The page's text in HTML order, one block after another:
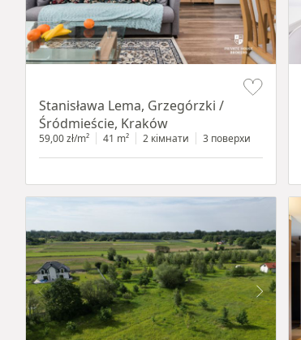
Stanisława Lema, Grzegórzki /
Śródmieście, Kraków
59,00 zł/m² 41 m² 2 кімнати 3 поверхи